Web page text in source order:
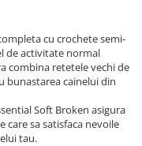
cu crochete semi-
de activitate normal
combina retetele vechi de
bunastarea cainelui din
Soft Broken asigura
sa satisfaca nevoile
tau.